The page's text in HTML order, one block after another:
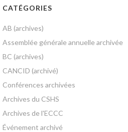
CATÉGORIES
AB (archives)
Assemblée générale annuelle archivée
BC (archives)
CANCID (archivé)
Conférences archivées
Archives du CSHS
Archives de l'ECCC
Événement archivé